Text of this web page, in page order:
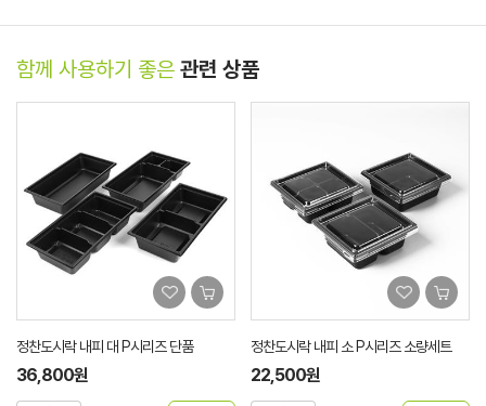
함께 사용하기 좋은 관련 상품
정찬도시락 내피 대 P시리즈 단품
36,800원
정찬도시락 내피 소 P시리즈 소량세트
22,500원